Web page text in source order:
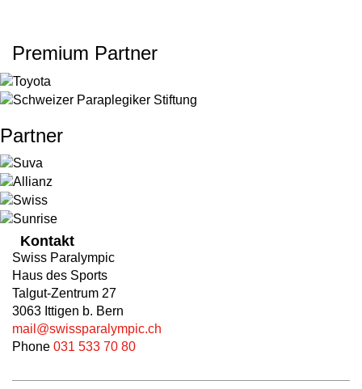
Premium Partner
Partner
Kontakt
Swiss Paralympic
Haus des Sports
Talgut-Zentrum 27
3063 Ittigen b. Bern
mail@swissparalympic.ch
Phone 031 533 70 80